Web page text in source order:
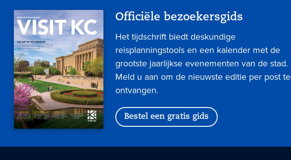
Officiële bezoekersgids
Het tijdschrift biedt deskundige
reisplanningstools en een kalender met de
grootste jaarlijkse evenementen van de stad.
Meld u aan om de nieuwste editie per post te
ontvangen.
Bestel een gratis gids